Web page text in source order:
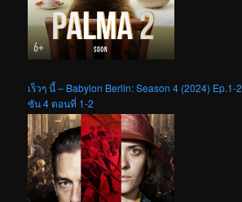
เร็วๆ นี้ – Babylon Berlin: Season 4 (2024)
ซัน 4 ตอนที่ 1-2